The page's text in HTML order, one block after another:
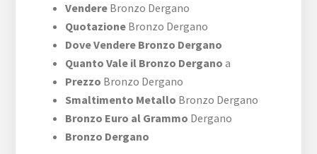
Vendere Bronzo Dergano
Quotazione Bronzo Dergano
Dove Vendere Bronzo Dergano
Quanto Vale il Bronzo Dergano a
Prezzo Bronzo Dergano
Smaltimento Metallo Bronzo Dergano
Bronzo Euro al Grammo Dergano
Bronzo Dergano